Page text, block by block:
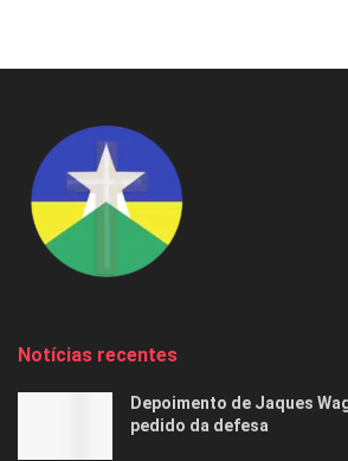
Notícias recentes
Depoimento de Jaques
pedido da defesa